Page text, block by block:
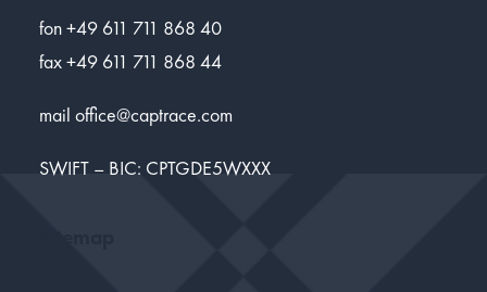
fon +49 611 711 868 40
fax +49 611 711 868 44
mail office@captrace.com
SWIFT – BIC: CPTGDE5WXXX